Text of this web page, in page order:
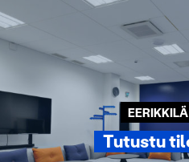
EERIKKILÄ
Tutustu